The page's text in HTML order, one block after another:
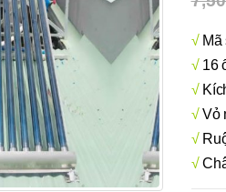
√Mã
√ 16
√
√Vỏ
√
√